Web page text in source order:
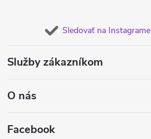
Sledovať na Instagrame
Služby zákazníkom
O nás
Facebook